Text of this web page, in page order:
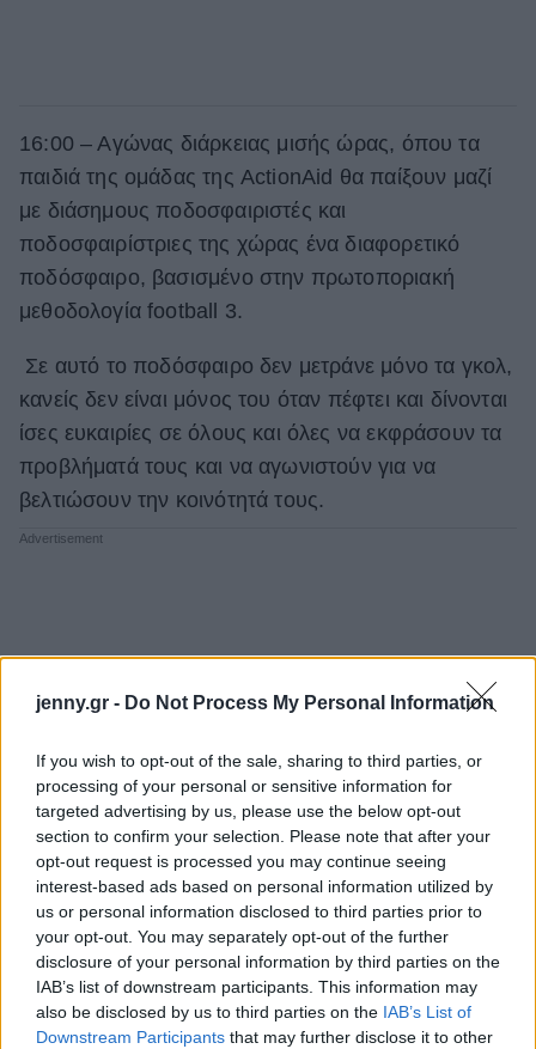
jenny.gr - Do Not Process My Personal Information
If you wish to opt-out of the sale, sharing to third parties, or
processing of your personal or sensitive information for
targeted advertising by us, please use the below opt-out
section to confirm your selection. Please note that after your
opt-out request is processed you may continue seeing
interest-based ads based on personal information utilized by
us or personal information disclosed to third parties prior to
your opt-out. You may separately opt-out of the further
disclosure of your personal information by third parties on the
IAB’s list of downstream participants. This information may
also be disclosed by us to third parties on the IAB’s List of
Downstream Participants that may further disclose it to other
16:00 – Αγώνας διάρκειας μισής ώρας, όπου τα
παιδιά της ομάδας της ActionAid θα παίξουν μαζί
με διάσημους ποδοσφαιριστές και
ποδοσφαιρίστριες της χώρας ένα διαφορετικό
ποδόσφαιρο, βασισμένο στην πρωτοποριακή
μεθοδολογία football 3.
Σε αυτό το ποδόσφαιρο δεν μετράνε μόνο τα γκολ,
κανείς δεν είναι μόνος του όταν πέφτει και δίνονται
ίσες ευκαιρίες σε όλους και όλες να εκφράσουν τα
προβλήματά τους και να αγωνιστούν για να
βελτιώσουν την κοινότητά τους.